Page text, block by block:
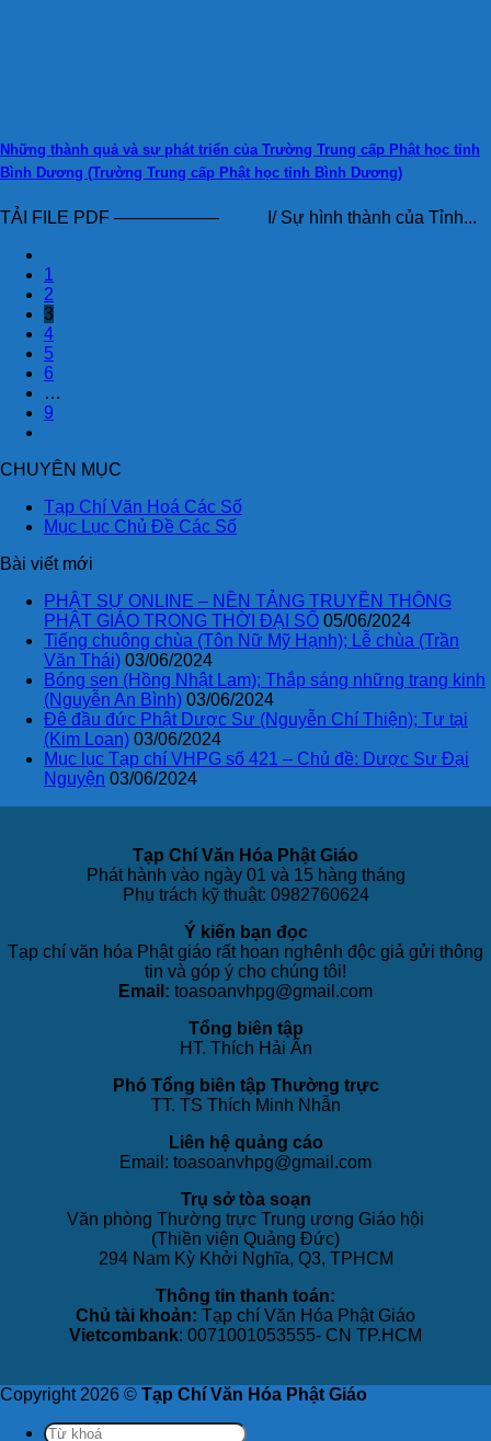
Những thành quả và sự phát triển của Trường Trung cấp Phật học tỉnh
Bình Dương (Trường Trung cấp Phật học tỉnh Bình Dương)
TẢI FILE PDF —————— I/ Sự hình thành của Tỉnh...
1
2
3
4
5
6
…
9
CHUYÊN MỤC
Tạp Chí Văn Hoá Các Số
Mục Lục Chủ Đề Các Số
Bài viết mới
PHẬT SỰ ONLINE – NỀN TẢNG TRUYỀN THÔNG
PHẬT GIÁO TRONG THỜI ĐẠI SỐ 05/06/2024
Tiếng chuông chùa (Tôn Nữ Mỹ Hạnh); Lễ chùa (Trần
Văn Thái) 03/06/2024
Bóng sen (Hồng Nhật Lam); Thắp sáng những trang kinh
(Nguyễn An Bình) 03/06/2024
Đê đầu đức Phật Dược Sư (Nguyễn Chí Thiện); Tự tại
(Kim Loan) 03/06/2024
Mục lục Tạp chí VHPG số 421 – Chủ đề: Dược Sư Đại
Nguyện 03/06/2024
Tạp Chí Văn Hóa Phật Giáo
Phát hành vào ngày 01 và 15 hàng tháng
Phụ trách kỹ thuật: 0982760624
Ý kiến bạn đọc
Tạp chí văn hóa Phật giáo rất hoan nghênh độc giả gửi thông
tin và góp ý cho chúng tôi!
Email: toasoanvhpg@gmail.com
Tổng biên tập
HT. Thích Hải Ấn
Phó Tổng biên tập Thường trực
TT. TS Thích Minh Nhẫn
Liên hệ quảng cáo
Email: toasoanvhpg@gmail.com
Trụ sở tòa soạn
Văn phòng Thường trực Trung ương Giáo hội
(Thiền viện Quảng Đức)
294 Nam Kỳ Khởi Nghĩa, Q3, TPHCM
Thông tin thanh toán:
Chủ tài khoản: Tạp chí Văn Hóa Phật Giáo
Vietcombank: 0071001053555- CN TP.HCM
Copyright 2026 © Tạp Chí Văn Hóa Phật Giáo